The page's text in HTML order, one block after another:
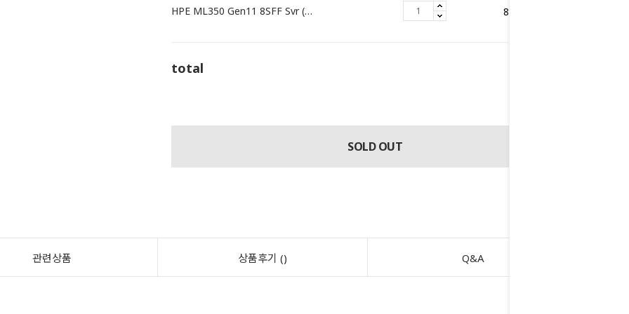
HPE ML350 Gen11 8SFF Svr (5418Y 24C 2.0GHz 1P / 32GB / MR408i-o / 800W) P53570-371 8,676,000
total
SOLD OUT
관련상품 상품후기 () Q&A